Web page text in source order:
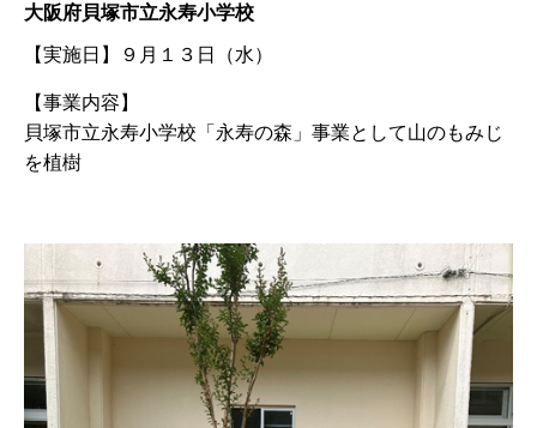
大阪府貝塚市立永寿小学校
【実施日】 ９月１３日（水）
【事業内容】
貝塚市立永寿小学校「永寿の森」事業として山のもみじ
を植樹